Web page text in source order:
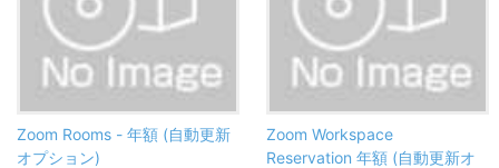
Zoom Rooms - 年額 (自動更新
オプション)
Zoom Workspace
Reservation 年額 (自動更新オ